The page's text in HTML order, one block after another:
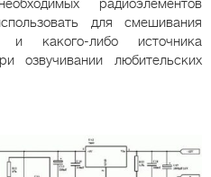
радиоэлементов
для смешивания
какого-либо источника
озвучивании любительских